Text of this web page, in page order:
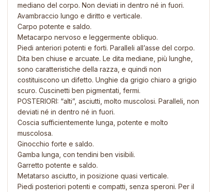
mediano del corpo. Non deviati in dentro né in fuori.
Avambraccio lungo e diritto e verticale.
Carpo potente e saldo.
Metacarpo nervoso e leggermente obliquo.
Piedi anteriori potenti e forti. Paralleli all’asse del corpo.
Dita ben chiuse e arcuate. Le dita mediane, più lunghe,
sono caratteristiche della razza, e quindi non
costituiscono un difetto. Unghie da grigio chiaro a grigio
scuro. Cuscinetti ben pigmentati, fermi.
POSTERIORI: “alti”, asciutti, molto muscolosi. Paralleli, non
deviati né in dentro né in fuori.
Coscia sufficientemente lunga, potente e molto
muscolosa.
Ginocchio forte e saldo.
Gamba lunga, con tendini ben visibili.
Garretto potente e saldo.
Metatarso asciutto, in posizione quasi verticale.
Piedi posteriori potenti e compatti, senza speroni. Per il